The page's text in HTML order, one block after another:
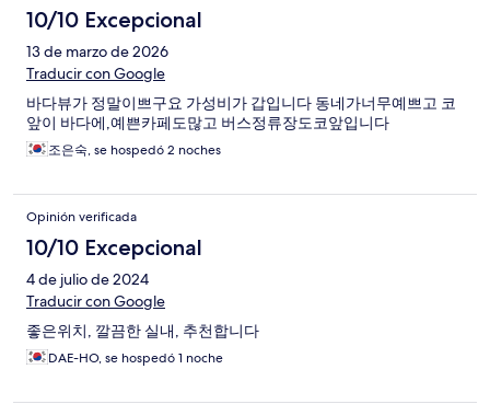
10/10 Excepcional
13 de marzo de 2026
Traducir con Google
바다뷰가 정말이쁘구요 가성비가 갑입니다 동네가너무예쁘고 코
앞이 바다에,예쁜카페도많고 버스정류장도코앞입니다
조은숙, se hospedó 2 noches
Opinión verificada
10/10 Excepcional
4 de julio de 2024
Traducir con Google
좋은위치, 깔끔한 실내, 추천합니다
DAE-HO, se hospedó 1 noche